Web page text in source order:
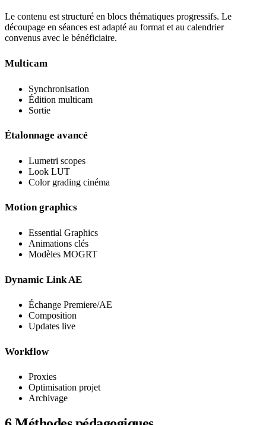
Le contenu est structuré en blocs thématiques progressifs. Le
découpage en séances est adapté au format et au calendrier
convenus avec le bénéficiaire.
Multicam
Synchronisation
Édition multicam
Sortie
Étalonnage avancé
Lumetri scopes
Look LUT
Color grading cinéma
Motion graphics
Essential Graphics
Animations clés
Modèles MOGRT
Dynamic Link AE
Échange Premiere/AE
Composition
Updates live
Workflow
Proxies
Optimisation projet
Archivage